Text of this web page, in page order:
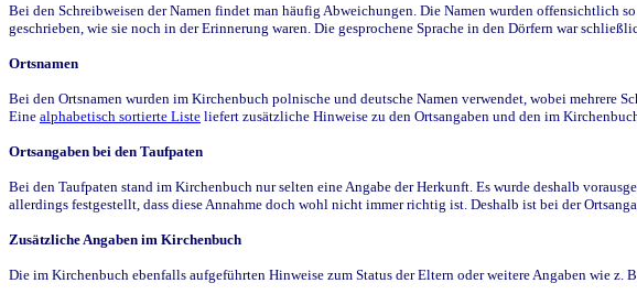
Bei den Schreibweisen der Namen findet man häufig Abweichungen. Die Namen wurden offensichtlich
geschrieben, wie sie noch in der Erinnerung waren. Die gesprochene Sprache in den Dörfern war
Ortsnamen
Bei den Ortsnamen wurden im Kirchenbuch polnische und deutsche Namen verwendet, wobei mehrere
Eine alphabetisch sortierte Liste liefert zusätzliche Hinweise zu den Ortsangaben und den im
Ortsangaben bei den Taufpaten
Bei den Taufpaten stand im Kirchenbuch nur selten eine Angabe der Herkunft. Es wurde deshalb
allerdings festgestellt, dass diese Annahme doch wohl nicht immer richtig ist. Deshalb ist bei der
Zusätzliche Angaben im Kirchenbuch
Die im Kirchenbuch ebenfalls aufgeführten Hinweise zum Status der Eltern oder weitere Angaben wie z.